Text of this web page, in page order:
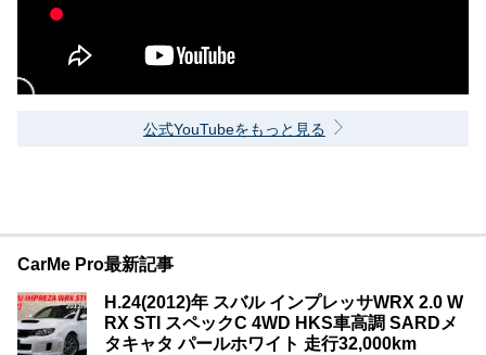
公式YouTubeをもっと見る
CarMe Pro最新記事
H.24(2012)年 スバル インプレッサWRX 2.0 W
RX STI スペックC 4WD HKS車高調 SARDメ
タキャタ パールホワイト 走行32,000km